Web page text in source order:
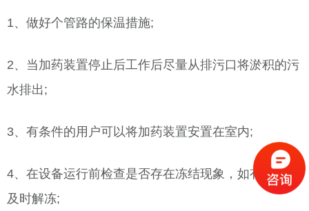
1、做好个管路的保温措施;
2、当加药装置停止后工作后尽量从排污口将淤积的污
水排出;
3、有条件的用户可以将加药装置安置在室内;
4、在设备运行前检查是否存在冻结现象，如有冻结应
及时解冻;